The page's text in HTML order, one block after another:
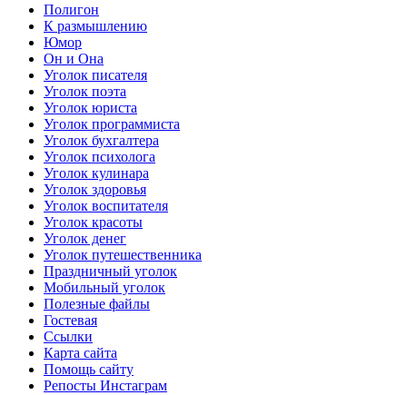
Полигон
К размышлению
Юмор
Он и Она
Уголок писателя
Уголок поэта
Уголок юриста
Уголок программиста
Уголок бухгалтера
Уголок психолога
Уголок кулинара
Уголок здоровья
Уголок воспитателя
Уголок красоты
Уголок денег
Уголок путешественника
Праздничный уголок
Мобильный уголок
Полезные файлы
Гостевая
Ссылки
Карта сайта
Помощь сайту
Репосты Инстаграм